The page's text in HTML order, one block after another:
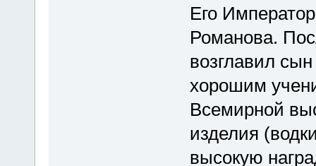
Его
Романова.
возглавил
хорошим
Всемирной
изделия
высокую